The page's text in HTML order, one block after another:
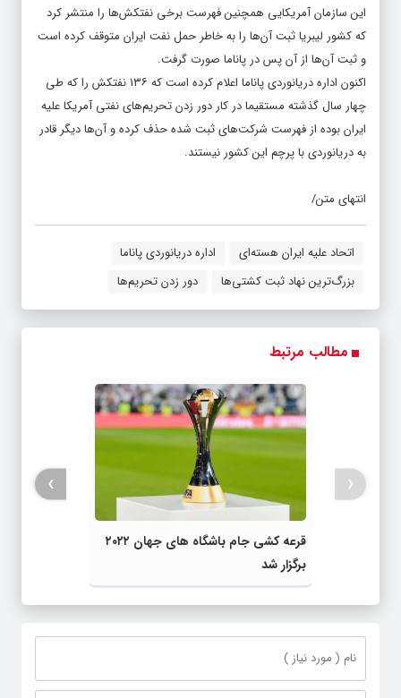
که کشور لیبریا ثبت آن‌ها را به خاطر حمل نفت ایران متوقف کرده است
و ثبت آن‌ها از آن پس در پاناما صورت گرفت.
چهار سال گذشته مستقیما در کار دور زدن تحریم‌های نفتی آمریکا علیه
ایران بوده از فهرست شرکت‌های ثبت شده حذف کرده و آن‌ها دیگر قادر
به دریانوردی با پرچم این کشور نیستند.
اتحاد علیه ایران هسته‌ای
اداره دریانوردی پاناما
بزرگ‌ترین نهاد ثبت کشتی‌ها
دور زدن تحریم‌ها
مطالب مرتبط
قرعه کشی جام باشگاه های جهان ۲۰۲۲
برگزار شد
‹
›